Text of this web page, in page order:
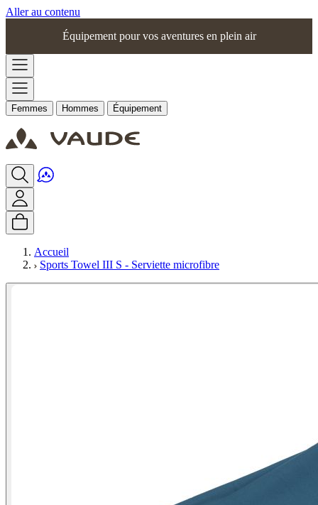
Aller au contenu
Équipement pour vos aventures en plein air
Femmes Hommes Équipement
Accueil
Sports Towel III S - Serviette microfibre